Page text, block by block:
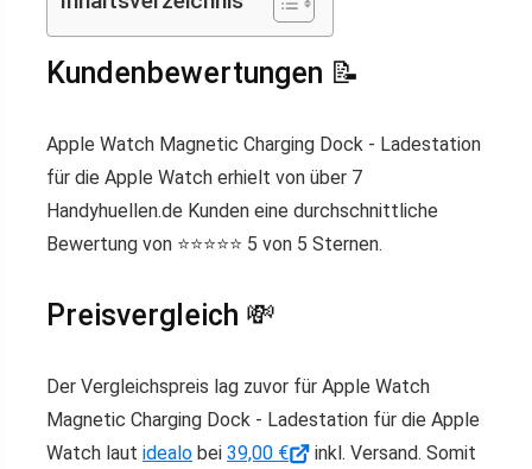
Kundenbewertungen 📝
Apple Watch Magnetic Charging Dock - Ladestation
für die Apple Watch erhielt von über 7
Handyhuellen.de Kunden eine durchschnittliche
Bewertung von ⭐️⭐️⭐️⭐️⭐️ 5 von 5 Sternen.
Preisvergleich 💸
Der Vergleichspreis lag zuvor für Apple Watch
Magnetic Charging Dock - Ladestation für die Apple
Watch laut idealo bei 39,00 €
inkl. Versand. Somit